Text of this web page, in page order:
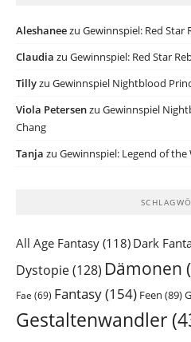
Aleshaneezu Gewinnspiel: Red Star
Claudia zu Gewinnspiel: Red Star
Tillyzu Gewinnspiel Nightblood
Viola Petersenzu Gewinnspiel
Chang
Tanja zu Gewinnspiel: Legend of the
All Age Fantasy (118) Dark
Dystopie(128) Dämonen
Fae (69) Fantasy(154) Feen (89)
Gestaltenwandler